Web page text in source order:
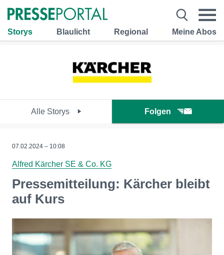
Storys Blaulicht Regional Meine Abos
Alle Storys Folgen
07.02.2024 – 10:08
Alfred Kärcher SE & Co. KG
Pressemitteilung: Kärcher bleibt
auf Kurs